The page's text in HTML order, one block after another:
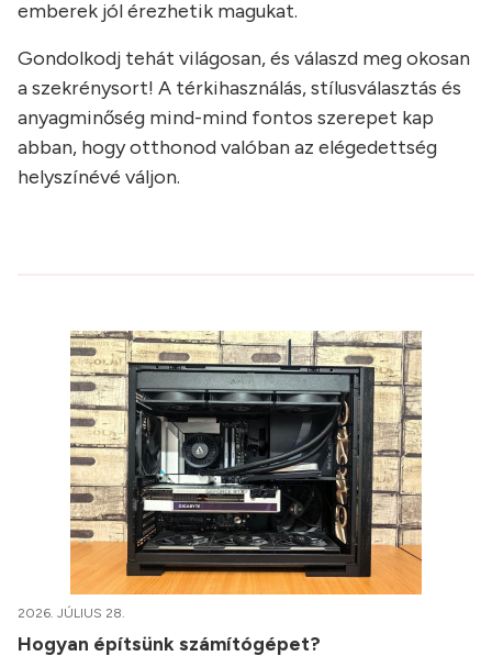
emberek jól érezhetik magukat.
Gondolkodj tehát világosan, és válaszd meg okosan
a szekrénysort! A térkihasználás, stílusválasztás és
anyagminőség mind-mind fontos szerepet kap
abban, hogy otthonod valóban az elégedettség
helyszínévé váljon.
2026. JÚLIUS 28.
Hogyan építsünk számítógépet?